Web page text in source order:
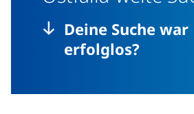
Deine Suche war
erfolglos?